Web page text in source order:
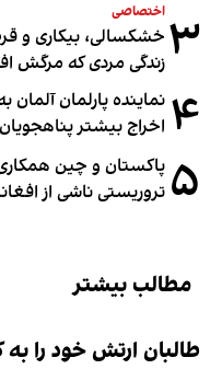
۳ اختصاصی
خشکسالی، بیکاری و
زندگی مردی که مرگش
۴ نماینده پارلمان
اخراج بیشتر
۵ پاکستان و چین همکاری
تروریستی ناشی از
مطالب بیشتر
طالبان ارتش خود را